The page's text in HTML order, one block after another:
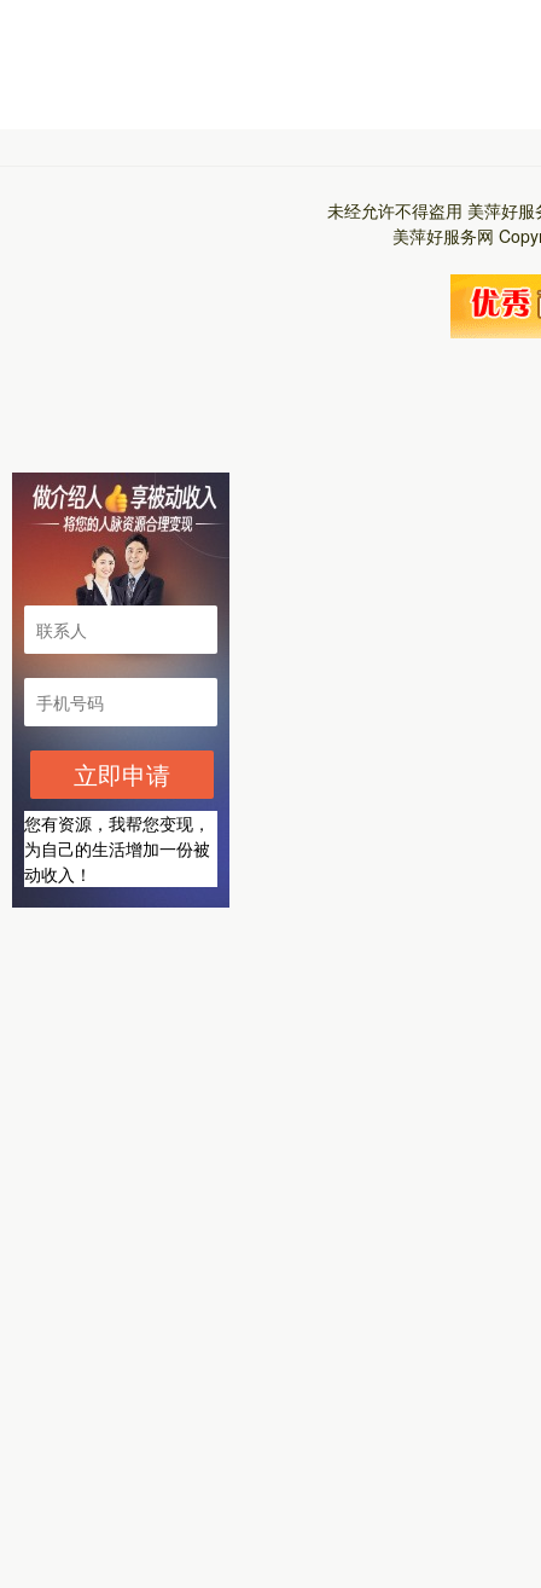
未经允许不得盗用 美萍好服
美萍好服务网
立即申请
您有资源，我帮您变现，
为自己的生活增加一份被
动收入！